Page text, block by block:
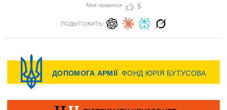
Мне нравится 5
ПОДЫТОЖИТЬ: